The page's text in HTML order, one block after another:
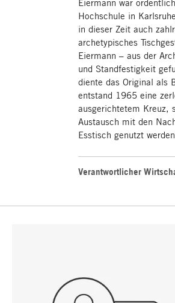
Eiermann war
Hochschule in
in dieser Zeit auch
archetypisches
Eiermann – aus der
und Standfestigkeit
diente das Original als
entstand 1965 eine
ausgerichtetem Kreuz,
Austausch mit den
Esstisch genutzt
Verantwortlicher